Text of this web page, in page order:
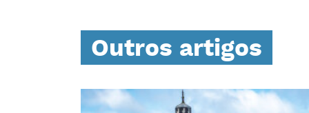
Outros artigos